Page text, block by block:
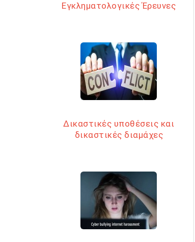
Εγκληματολογικές Έρευνες
Δικαστικές υποθέσεις και
δικαστικές διαμάχες